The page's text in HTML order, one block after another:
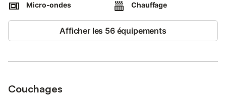
Les transports publics « Réseau de bus Mistral » sont
Une place de parking est garantie sur la propriété. Les familles
célébrer des événements.
Micro-ondes Chauffage
Afficher les 56 équipements
Couchages